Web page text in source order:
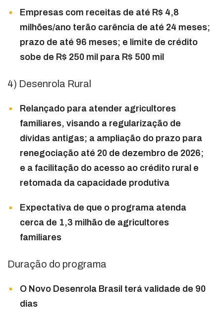
Empresas com receitas de até R$ 4,8
milhões/ano terão carência de até 24 meses;
prazo de até 96 meses; e limite de crédito
sobe de R$ 250 mil para R$ 500 mil
4) Desenrola Rural
Relançado para atender agricultores
familiares, visando a regularização de
dívidas antigas; a ampliação do prazo para
renegociação até 20 de dezembro de 2026;
e a facilitação do acesso ao crédito rural e
retomada da capacidade produtiva
Expectativa de que o programa atenda
cerca de 1,3 milhão de agricultores
familiares
Duração do programa
O Novo Desenrola Brasil terá validade de 90
dias